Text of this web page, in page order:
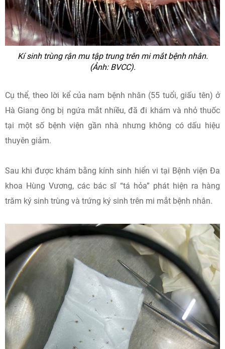
Kí sinh trùng rận mu tập trung trên mi mắt bệnh nhân.
(Ảnh: BVCC).
Cụ thể, theo lời kể của nam bệnh nhân (55 tuổi, giấu tên) ở
Hà Giang ông bị ngứa mắt nhiều, đã đi khám và nhỏ thuốc
tại một số bệnh viện gần nhà nhưng không có dấu hiệu
thuyên giảm.
Sau khi được khám bằng kính sinh hiển vi tại Bệnh viện Đa
khoa Hùng Vương, các bác sĩ “tá hỏa” phát hiện ra hàng
trăm ký sinh trùng và trứng ký sinh trên mi mắt bệnh nhân.